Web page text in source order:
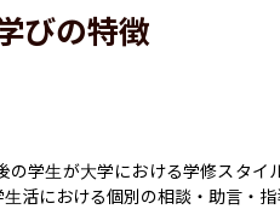
びの特徴
学生が大学における学修スタ
活における個別の相談・助言・指